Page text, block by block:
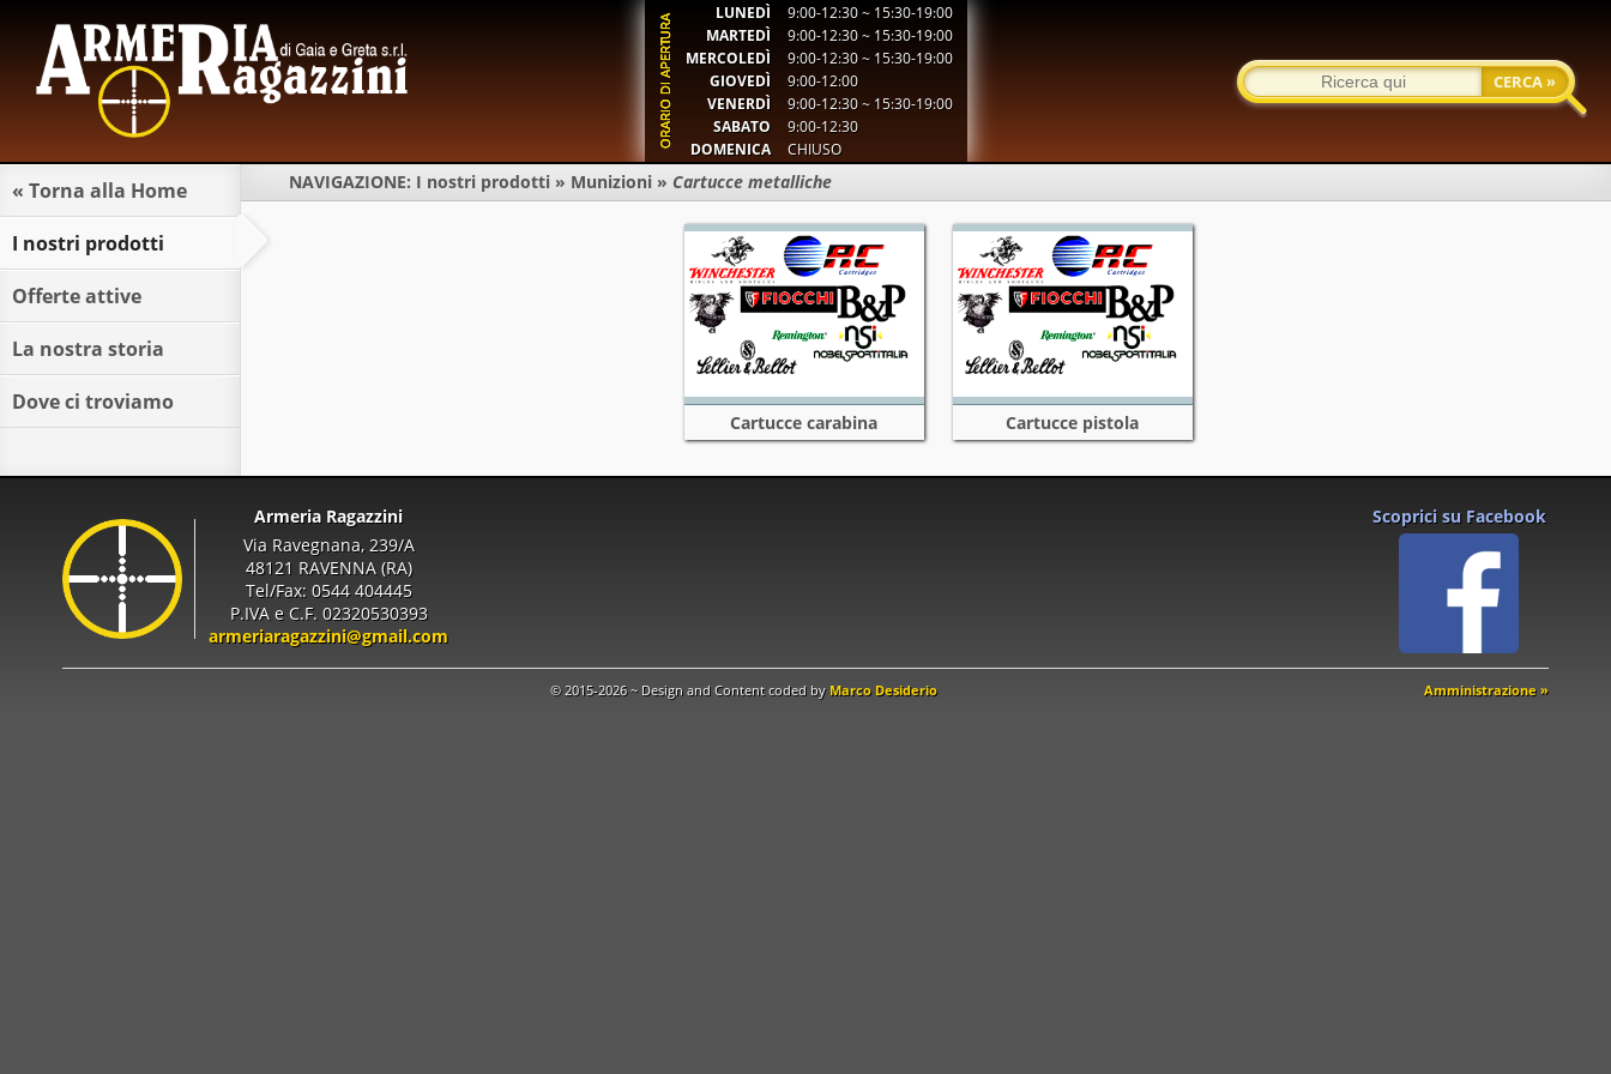
LUNEDÌ
9:00-12:30 ~ 15:30-19:00
MARTEDÌ
9:00-12:30 ~ 15:30-19:00
MERCOLEDÌ
9:00-12:30 ~ 15:30-19:00
GIOVEDÌ
9:00-12:00
VENERDÌ
9:00-12:30 ~ 15:30-19:00
SABATO
9:00-12:30
DOMENICA
CHIUSO
« Torna alla Home
I nostri prodotti
Offerte attive
La nostra storia
Dove ci troviamo
NAVIGAZIONE: I nostri prodotti » Munizioni » Cartucce metalliche
Cartucce carabina Cartucce pistola
Armeria Ragazzini
Via Ravegnana, 239/A
48121 RAVENNA (RA)
Tel/Fax: 0544 404445
P.IVA e C.F. 02320530393
armeriaragazzini@gmail.com
Scoprici su Facebook
Amministrazione »
© 2015-2026 ~ Design and Content coded by Marco Desiderio